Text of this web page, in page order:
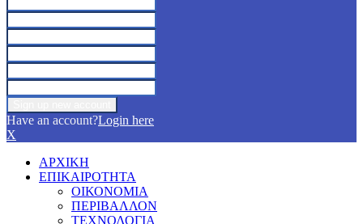
Have an account?Login here
X
ΑΡΧΙΚΗ
ΕΠΙΚΑΙΡΟΤΗΤΑ
ΟΙΚΟΝΟΜΙΑ
ΠΕΡΙΒΑΛΛΟΝ
ΤΕΧΝΟΛΟΓΙΑ